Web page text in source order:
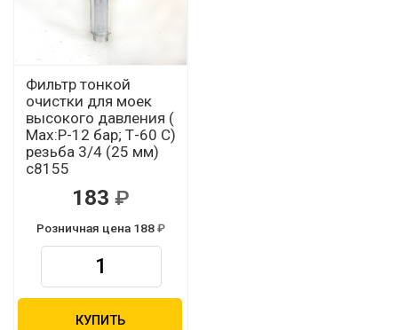
Фильтр тонкой
очистки для моек
высокого давления (
Мах:Р-12 бар; Т-60 С)
резьба 3/4 (25 мм)
с8155
183
Розничная цена 188
КУПИТЬ